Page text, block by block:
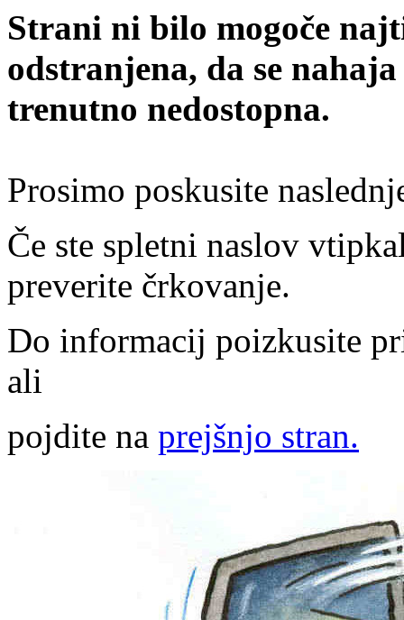
Strani ni bilo mogoče
odstranjena, da se
trenutno nedostopna.
Prosimo poskusite
Če ste spletni naslov
preverite črkovanje.
Do informacij poizkusite
ali
pojdite na prejšnjo stran.